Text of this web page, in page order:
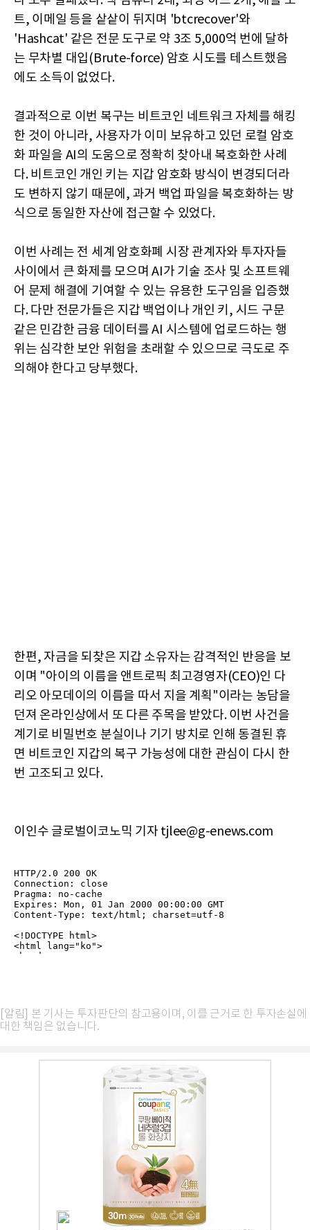
트, 이메일 등을 샅샅이 뒤지며 'btcrecover'와
'Hashcat' 같은 전문 도구로 약 3조 5,000억 번에 달하
는 무차별 대입(Brute-force) 암호 시도를 테스트했음
에도 소득이 없었다.
결과적으로 이번 복구는 비트코인 네트워크 자체를 해킹
한 것이 아니라, 사용자가 이미 보유하고 있던 로컬 암호
화 파일을 AI의 도움으로 정확히 찾아내 복호화한 사례
다. 비트코인 개인 키는 지갑 암호화 방식이 변경되더라
도 변하지 않기 때문에, 과거 백업 파일을 복호화하는 방
식으로 동일한 자산에 접근할 수 있었다.
이번 사례는 전 세계 암호화폐 시장 관계자와 투자자들
사이에서 큰 화제를 모으며 AI가 기술 조사 및 소프트웨
어 문제 해결에 기여할 수 있는 유용한 도구임을 입증했
다. 다만 전문가들은 지갑 백업이나 개인 키, 시드 구문
같은 민감한 금융 데이터를 AI 시스템에 업로드하는 행
위는 심각한 보안 위험을 초래할 수 있으므로 극도로 주
의해야 한다고 당부했다.
한편, 자금을 되찾은 지갑 소유자는 감격적인 반응을 보
이며 "아이의 이름을 앤트로픽 최고경영자(CEO)인 다
리오 아모데이의 이름을 따서 지을 계획"이라는 농담을
던져 온라인상에서 또 다른 주목을 받았다. 이번 사건을
계기로 비밀번호 분실이나 기기 방치로 인해 동결된 휴
면 비트코인 지갑의 복구 가능성에 대한 관심이 다시 한
번 고조되고 있다.
이인수 글로벌이코노믹 기자 tjlee@g-enews.com
[알림] 본 기사는 투자판단의 참고용이며, 이를 근거로 한 투자손실에
대한 책임은 없습니다.